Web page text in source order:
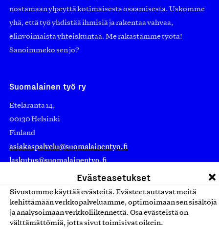
Evästeasetukset
Sivustomme käyttää evästeitä. Evästeet auttavat meitä
kehittämään verkkopalveluamme, optimoimaan sen sisältöjä
ja analysoimaan verkkoliikennettä. Osa evästeistä on
välttämättömiä, jotta sivut toimisivat oikein.
nostamaan ylpeyttä kotimaisesta osaamisesta. Uskomme
yhä, että työ yhdistää ihmisiä ja rakentaa vahvaa,
elinvoimaista yhteiskuntaa. Me rakastamme työtä!
Sanoimmeko sen jo?
Suomalainen työ ry
Eteläranta 14,
00130 Helsinki
Finland
asiakaspalvelu@suomalainentyo.fi
laskutus@suomalainentyo.fi
Avainlippu